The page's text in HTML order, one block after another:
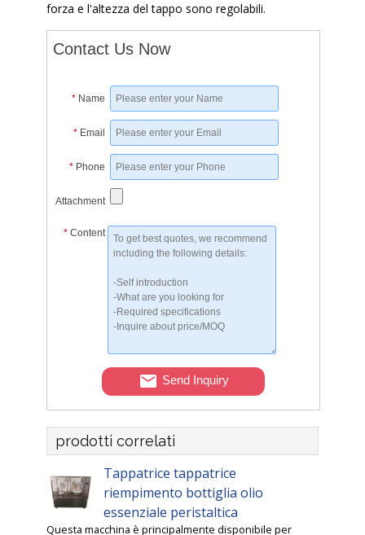
forza e l'altezza del tappo sono regolabili.
Contact Us Now
* Name
* Email
* Phone
Attachment
* Content
Send Inquiry
prodotti correlati
Tappatrice tappatrice
riempimento bottiglia olio
essenziale peristaltica
Questa macchina è principalmente disponibile per